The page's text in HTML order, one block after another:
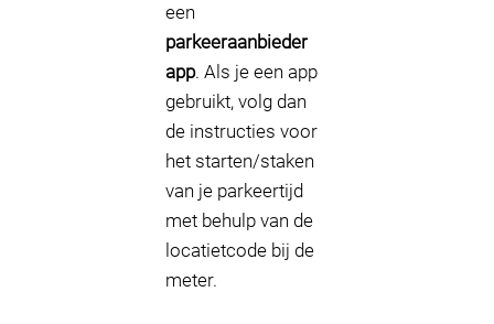
een
parkeeraanbieder
app. Als je een app
gebruikt, volg dan
de instructies voor
het starten/staken
van je parkeertijd
met behulp van de
locatietcode bij de
meter.